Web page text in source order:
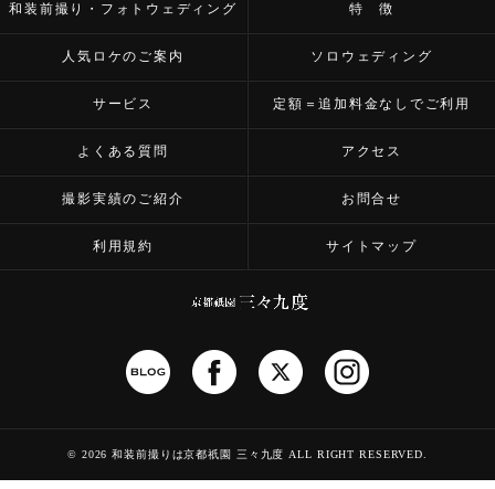
和装前撮り・フォトウェディング 特 徴
人気ロケのご案内 ソロウェディング
サービス 定額＝追加料金なしでご利用
よくある質問 アクセス
撮影実績のご紹介 お問合せ
利用規約 サイトマップ
© 2026 和装前撮りは京都祇園 三々九度 ALL RIGHT RESERVED.